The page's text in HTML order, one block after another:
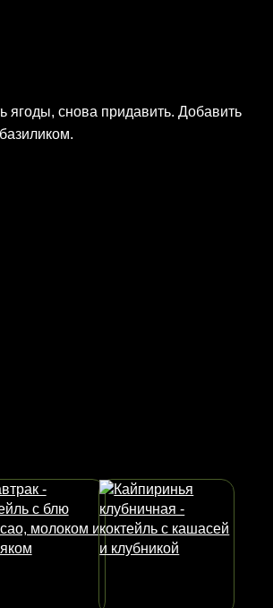
снова придавить. Добавить